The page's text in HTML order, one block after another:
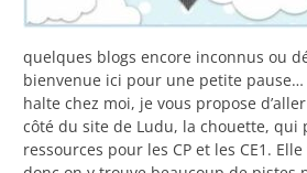
quelques blogs encore inconnus ou
bienvenue ici pour une petite
halte chez moi, je vous propose
côté du site de Ludu, la chouette, qui
ressources pour les CP et les CE1.